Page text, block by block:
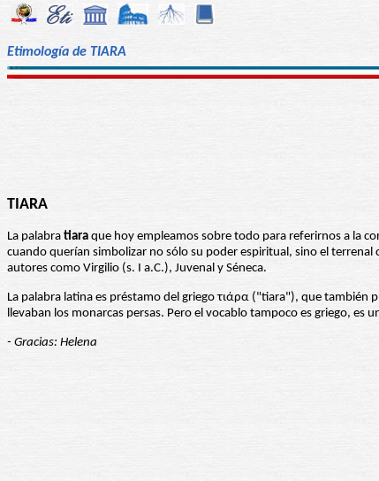
Etimología de TIARA
TIARA
La palabra tiara que hoy empleamos sobre todo para referirnos a la
cuando querían simbolizar no sólo su poder espiritual, sino el terrenal
autores como Virgilio (s. I a.C.), Juvenal y Séneca.
La palabra latina es préstamo del griego τιάρα ("tiara"), que
llevaban los monarcas persas. Pero el vocablo tampoco es griego, es
- Gracias: Helena